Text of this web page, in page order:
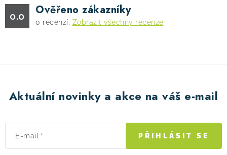
0.0 Ověřeno zákazníky
0 recenzí. Zobrazit všechny recenze
Aktuální novinky a akce na váš e-mail
E-mail PŘIHLÁSIT SE